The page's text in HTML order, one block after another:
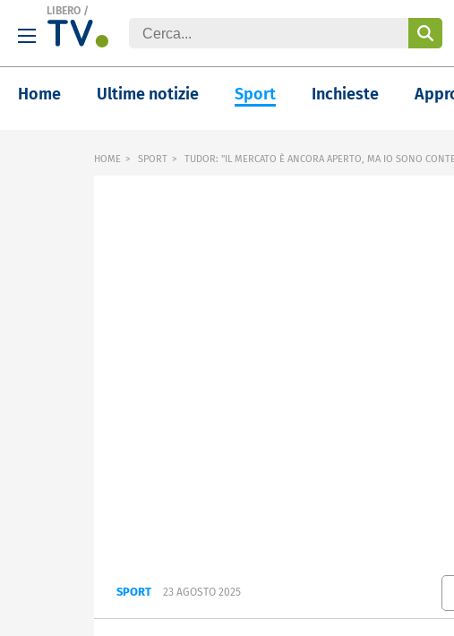
LIBERO /
Home Ultime notizie Sport Inchieste
HOME SPORT TUDOR: "IL MERCATO È ANCORA APERTO, MA IO SONO
SPORT 23 AGOSTO 2025